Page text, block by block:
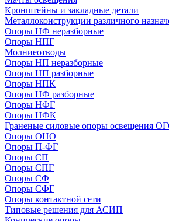
Кронштейны и закладные детали
Металлоконструкции различного
Опоры НФ неразборные
Опоры НПГ
Молниеотводы
Опоры НП неразборные
Опоры НП разборные
Опоры НПК
Опоры НФ разборные
Опоры НФГ
Опоры НФК
Граненые силовые опоры освещения
Опоры ОНО
Опоры П-ФГ
Опоры СП
Опоры СПГ
Опоры СФ
Опоры СФГ
Опоры контактной сети
Типовые решения для АСИП